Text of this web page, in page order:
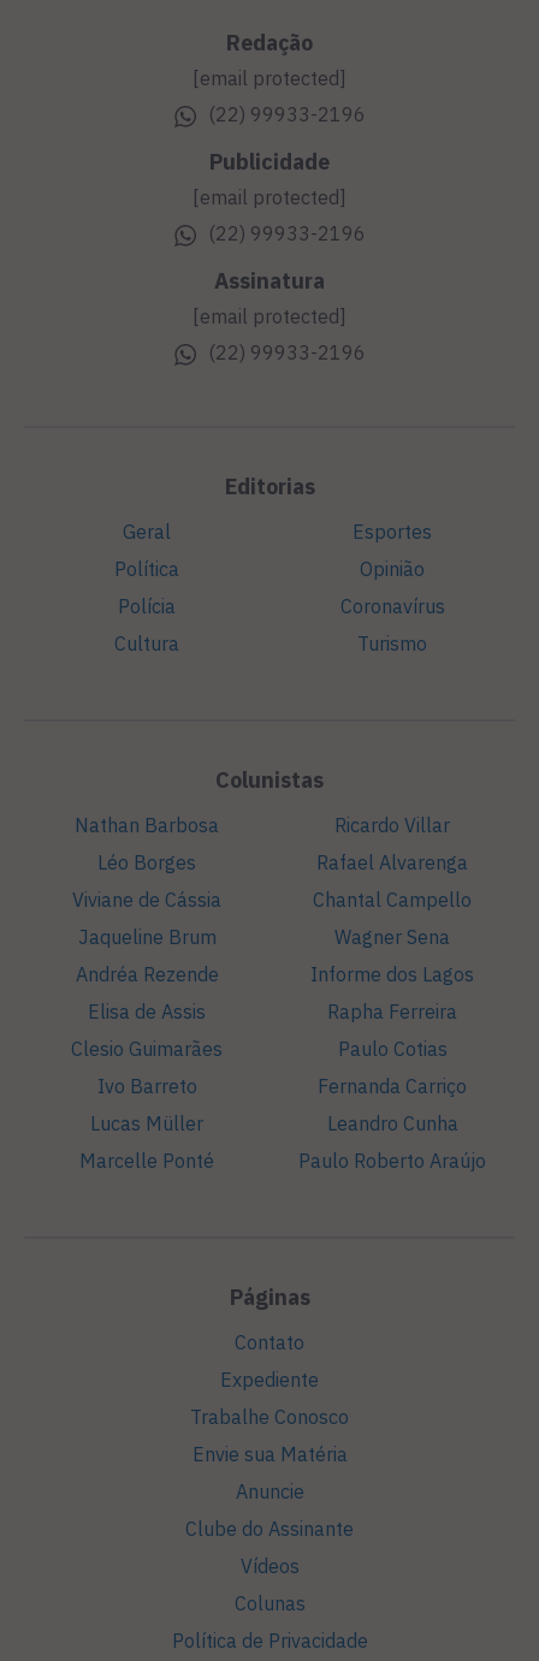
Redação
[email protected]
(22) 99933-2196
Publicidade
[email protected]
(22) 99933-2196
Assinatura
[email protected]
(22) 99933-2196
Editorias
Geral
Política
Polícia
Cultura
Esportes
Opinião
Coronavírus
Turismo
Colunistas
Nathan Barbosa
Léo Borges
Viviane de Cássia
Jaqueline Brum
Andréa Rezende
Elisa de Assis
Clesio Guimarães
Ivo Barreto
Lucas Müller
Marcelle Ponté
Ricardo Villar
Rafael Alvarenga
Chantal Campello
Wagner Sena
Informe dos Lagos
Rapha Ferreira
Paulo Cotias
Fernanda Carriço
Leandro Cunha
Paulo Roberto Araújo
Páginas
Contato
Expediente
Trabalhe Conosco
Envie sua Matéria
Anuncie
Clube do Assinante
Vídeos
Colunas
Política de Privacidade